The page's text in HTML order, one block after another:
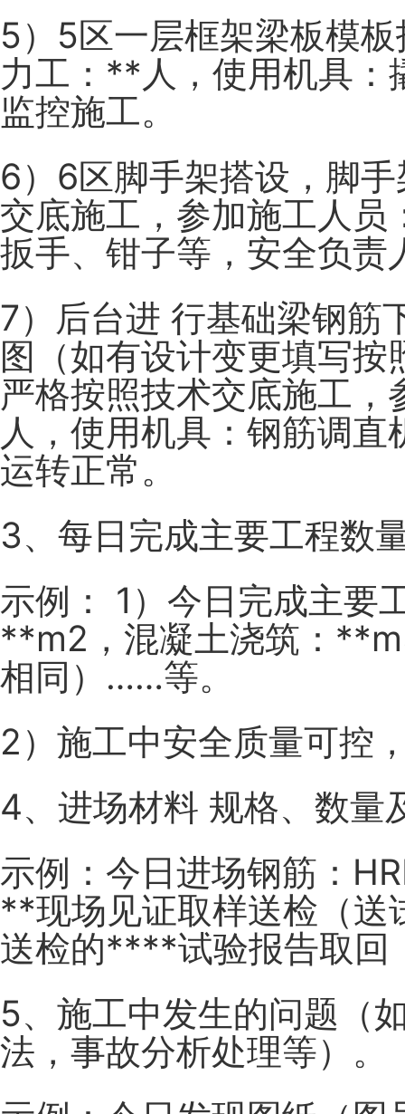
5）5区一层框架梁板模
力工：**人，使用机具
监控施工。
6）6区脚手架搭设，脚
交底施工，参加施工人
扳手、钳子等，安全负
7）后台进 行基础梁钢筋
图（如有设计变更填写
严格按照技术交底施工
人，使用机具：钢筋调
运转正常。
3、每日完成主要工程数
示例： 1）今日完成主要
**m2，混凝土浇筑：
相同）……等。
2）施工中安全质量可控
4、进场材料 规格、数量
示例：今日进场钢筋：
**现场见证取样送检（
送检的****试验报告取回
5、施工中发生的问题（
法，事故分析处理等）。